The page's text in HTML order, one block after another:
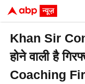
Khan Sir
होने वाली है
Coaching